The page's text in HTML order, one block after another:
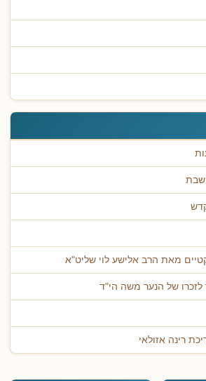
שבת
מאת הרב אלישע לוי שליט"א
של הנער משה הי"ד
רינה אזולאי